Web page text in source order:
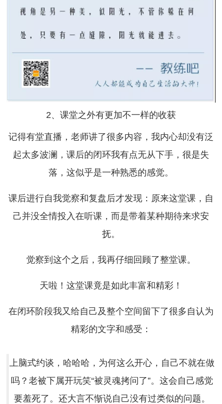
2、课堂之外有更加不一样的收获
记得有堂直播，老师讲了很多内容，我内心却没有泛
起太多波澜，课后的闭环我有点无从下手，很是失
落，这似乎是一种熟悉的感觉。
课后进行自我觉察和复盘后才发现：原来这堂课，自
己并没全情投入在听课，而是带着某种期待来求安
抚。
觉察到这个之后，我再仔细回顾了整堂课。
天啦！这堂课竟是如此丰富和精彩！
在闭环阶段我又给自己及整个空间留下了很多自认为
精彩的文字和感受：
上脑式约谈，哈哈哈，为何这么开心，自己不就在做
吗？老被下属开玩笑“被灵魂拷问了”。这会自己感觉
要羞死了。还大言不惭说自己没有过类似的问题。